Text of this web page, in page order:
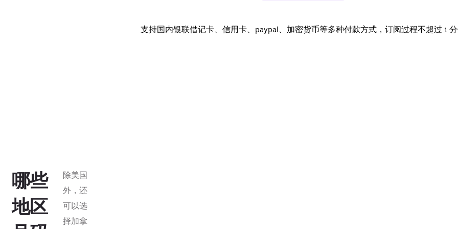
支持国内银联借记卡、信用卡、paypal、加密货币等多种付款方式，订阅过程不超过 1
哪些
地区
除美国
外，还
可以选
择加拿